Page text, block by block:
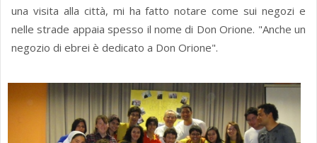
una visita alla città, mi ha fatto notare come sui negozi e
nelle strade appaia spesso il nome di Don Orione. "Anche un
negozio di ebrei è dedicato a Don Orione".